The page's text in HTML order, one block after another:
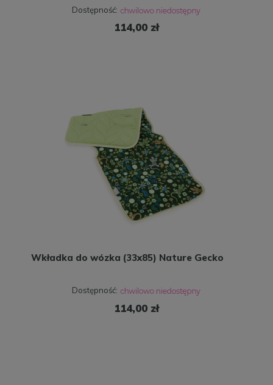
Dostępność:
114,00 zł
Wkładka do wózka (33x85) Nature Gecko
Dostępność:
114,00 zł